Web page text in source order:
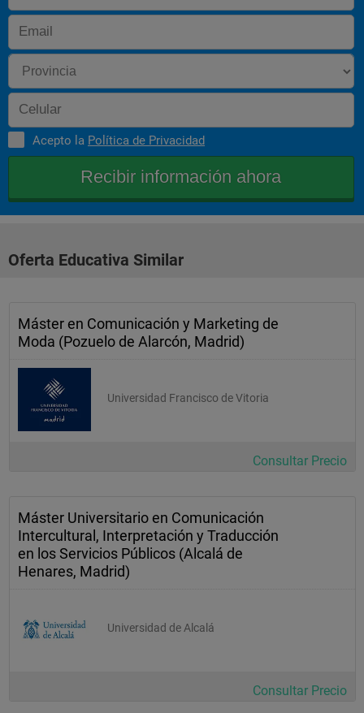
Acepto la Política de Privacidad
Oferta Educativa Similar
Máster en Comunicación y Marketing de
Moda (Pozuelo de Alarcón, Madrid)
Universidad Francisco de Vitoria
Consultar Precio
Máster Universitario en Comunicación
Intercultural, Interpretación y Traducción
en los Servicios Públicos (Alcalá de
Henares, Madrid)
Universidad de Alcalá
Consultar Precio